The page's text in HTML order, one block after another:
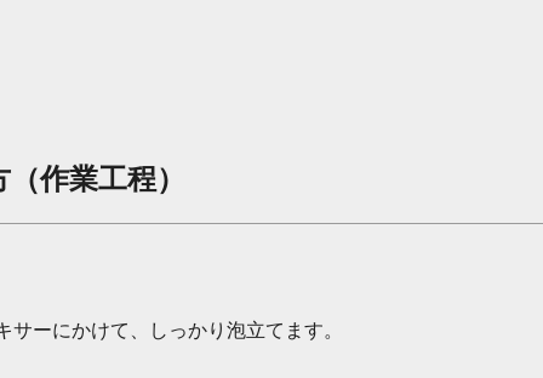
作業工程）
ーにかけて、しっかり泡立てます。